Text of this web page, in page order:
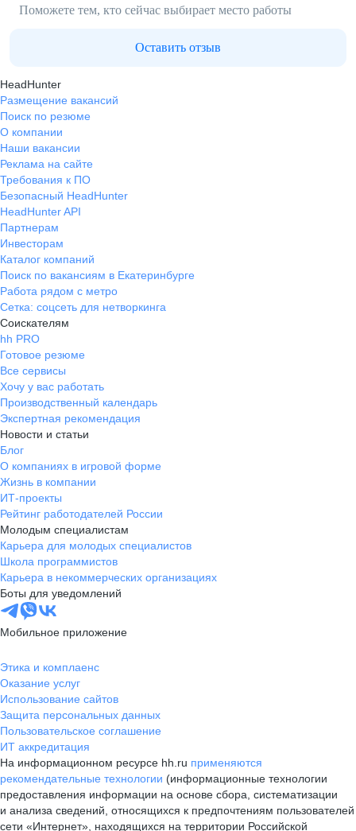
Поможете тем, кто сейчас выбирает место работы
Оставить отзыв
HeadHunter
Размещение вакансий
Поиск по резюме
О компании
Наши вакансии
Реклама на сайте
Требования к ПО
Безопасный HeadHunter
HeadHunter API
Партнерам
Инвесторам
Каталог компаний
Поиск по вакансиям в Екатеринбурге
Работа рядом с метро
Сетка: соцсеть для нетворкинга
Соискателям
hh PRO
Готовое резюме
Все сервисы
Хочу у вас работать
Производственный календарь
Экспертная рекомендация
Новости и статьи
Блог
О компаниях в игровой форме
Жизнь в компании
ИТ-проекты
Рейтинг работодателей России
Молодым специалистам
Карьера для молодых специалистов
Школа программистов
Карьера в некоммерческих организациях
Боты для уведомлений
Мобильное приложение
Этика и комплаенс
Оказание услуг
Использование сайтов
Защита персональных данных
Пользовательское соглашение
ИТ аккредитация
На информационном ресурсе hh.ru применяются
рекомендательные технологии (информационные технологии
предоставления информации на основе сбора, систематизации
и анализа сведений, относящихся к предпочтениям пользователей
сети «Интернет», находящихся на территории Российской